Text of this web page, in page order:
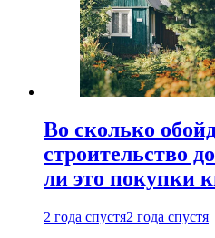
Во сколько
строительство
ли это покупки
2 года спустя2 года спустя